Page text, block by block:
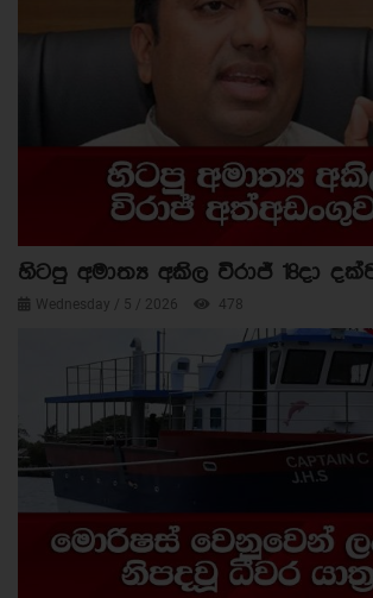
හිටපු අමාත්‍ය අකිල විරාජ් 18දා
Wednesday / 5 / 2026 478